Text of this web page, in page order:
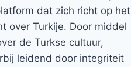
dat zich richt op het
over Turkije. Door middel
de Turkse cultuur,
leidend door integriteit